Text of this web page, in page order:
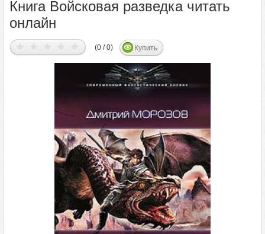
Книга Войсковая разведка читать
онлайн
(0 / 0) Купить